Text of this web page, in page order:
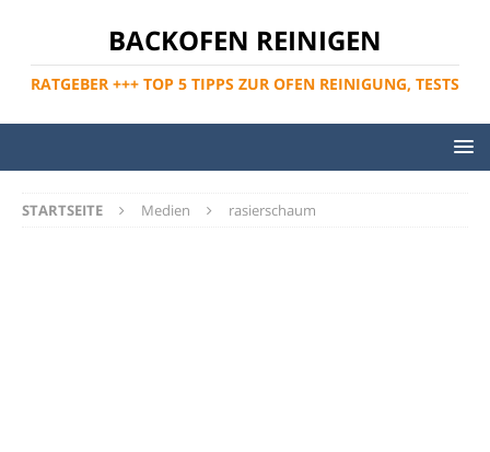
BACKOFEN REINIGEN
RATGEBER +++ TOP 5 TIPPS ZUR OFEN REINIGUNG, TESTS
STARTSEITE Medien rasierschaum